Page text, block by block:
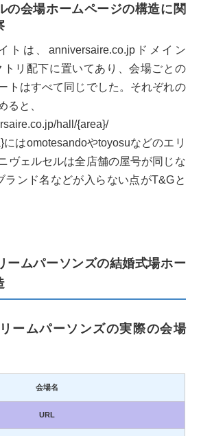
の会場ホームページの構造に関
トは、anniversaire.co.jpドメイン
リ配下に置いてあり、会場ごとの
トはすべて同じでした。それぞれの
ると、
hall/{area}/
にはomotesandoやtoyosuなどのエリ
ヴェルセルは全店舗の屋号が同じな
ランド名などが入らない点がT&Gと
ームパーソンズの結婚式場ホー
ームパーソンズの実際の会場
会場名
URL